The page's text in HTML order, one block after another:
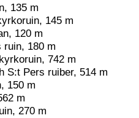
135 m
145 m
120 m
ruin, 180 m
742 m
S:t Pers ruiber, 514 m
150 m
m
270 m